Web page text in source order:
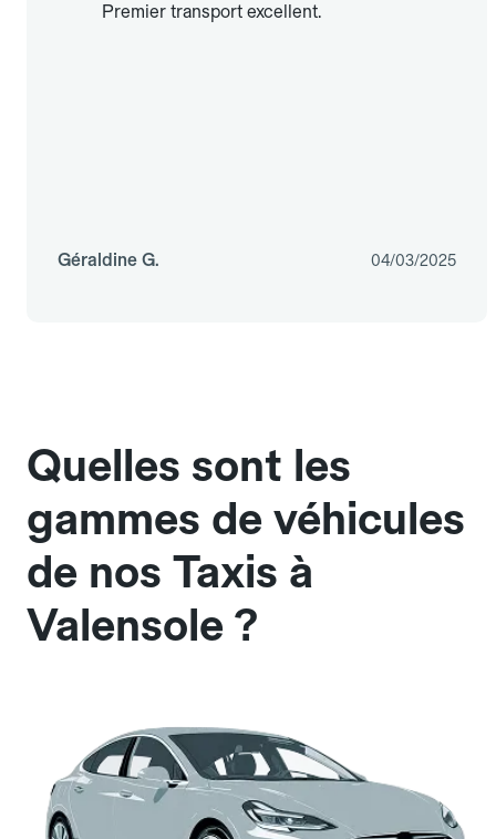
Premier transport excellent.
Géraldine G. 04/03/2025
Quelles sont les
gammes de véhicules
de nos Taxis à
Valensole ?